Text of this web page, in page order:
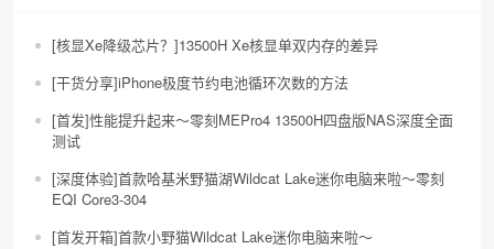
[核显Xe降级芯片？]13500H Xe核显单双内存的差异
[干货分享]iPhone极度节约电池循环次数的方法
[首发]性能提升起来～零刻MEPro4 13500H四盘版NAS深度全面
测试
[深度体验]首款哈基米野猫湖Wildcat Lake迷你电脑来啦～零刻
EQI Core3-304
[首发开箱]首款小野猫Wildcat Lake迷你电脑来啦～